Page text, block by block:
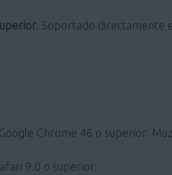
Soportado directamente
Google Chrome 46 o superior.
9.0 o superior.